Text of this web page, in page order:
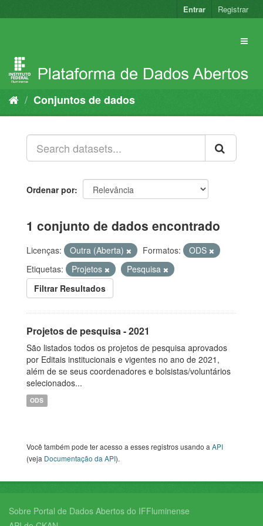
para
Entrar Registrar
Conjuntos de dados
Ordenar por
1 conjunto de dados encontrado
Licenças: Outra (Aberta) Formatos:
ODS
Etiquetas:
Projetos
Pesquisa
Filtrar Resultados
Projetos de pesquisa - 2021
São listados todos os projetos de pesquisa aprovados
por Editais institucionais e vigentes no ano de 2021,
além de se seus coordenadores e bolsistas/voluntários
selecionados...
ODS
Você também pode ter acesso a esses registros usando aAPI
(veja Documentação da API).
Sobre Portal de Dados Abertos do IFFluminense